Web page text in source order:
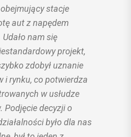
stacje
aut z napędem
nam się
projekt,
zdobył uznanie
i rynku, co potwierdza
w usłudze
Podjęcie decyzji o
było dla nas